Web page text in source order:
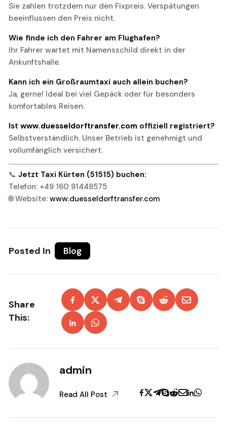
Sie zahlen trotzdem nur den Fixpreis. Verspätungen
beeinflussen den Preis nicht.
Wie finde ich den Fahrer am Flughafen?
Ihr Fahrer wartet mit Namensschild direkt in der
Ankunftshalle.
Kann ich ein Großraumtaxi auch allein buchen?
Ja, gerne! Ideal bei viel Gepäck oder für besonders
komfortables Reisen.
Ist www.duesseldorftransfer.com offiziell registriert?
Selbstverständlich. Unser Betrieb ist genehmigt und
vollumfänglich versichert.
📞 Jetzt Taxi Kürten (51515) buchen:
Telefon: +49 160 91448575
🌐 Website: www.duesseldorftransfer.com
Posted In Blog
Share
This:
admin
Read All Post